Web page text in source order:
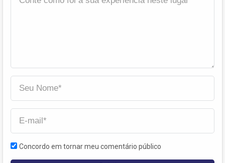
Concordo em tornar meu comentário público